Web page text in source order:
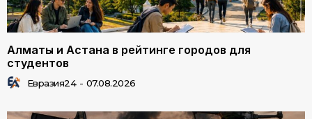
Алматы и Астана в рейтинге городов для
студентов
Евразия24 - 07.08.2026